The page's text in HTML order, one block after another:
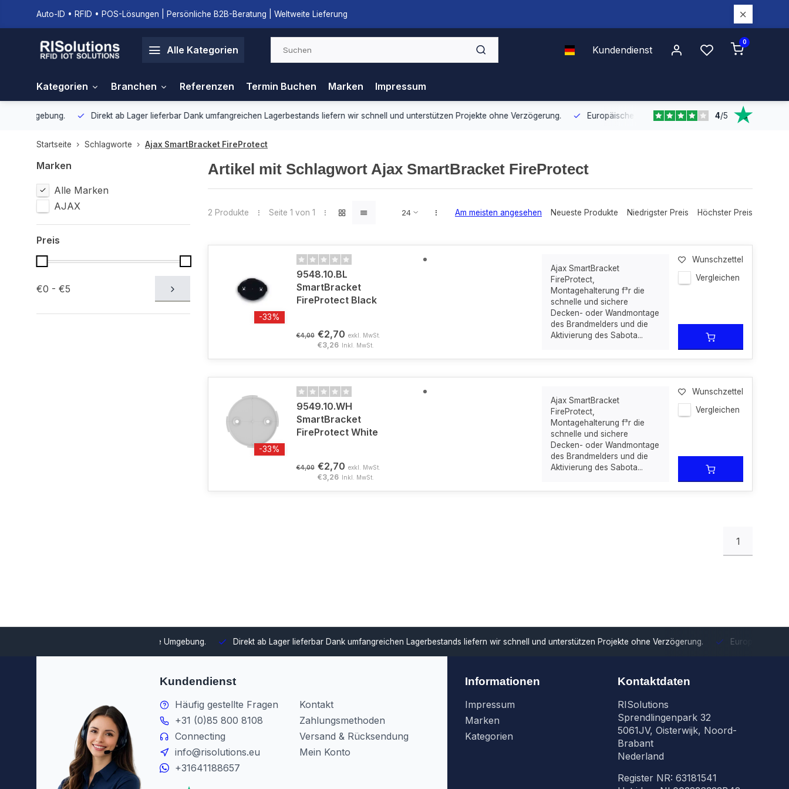
Auto-ID • RFID • POS-Lösungen | Persönliche B2B-Beratung | Weltweite Lieferung
Alle Kategorien Kundendienst
0
Kategorien Branchen Referenzen Termin Buchen Marken Impressum
Direkt ab Lager lieferbarDank umfangreichen Lagerbestands liefern wir schnell und unterstützen Projekte ohne Verzögerung. Europäische Distribution Mit unserer europaweiten Abdeckung
4/5
Startseite Schlagworte Ajax SmartBracket FireProtect
Marken
Alle Marken
AJAX
Preis
€0 - €5
Artikel mit Schlagwort Ajax SmartBracket FireProtect
2 Produkte Seite 1 von 1 Am meisten angesehen Neueste Produkte Niedrigster Preis Höchster Preis
-33%
9548.10.BL
SmartBracket
FireProtect Black
€4,00 €2,70 exkl. MwSt.
€3,26 Inkl. MwSt.
Ajax SmartBracket
FireProtect,
Montagehalterung f³r die
schnelle und sichere
Decken- oder Wandmontage
des Brandmelders und die
Aktivierung des Sabota...
Wunschzettel
Vergleichen
-33%
9549.10.WH
SmartBracket
FireProtect White
€4,00 €2,70 exkl. MwSt.
€3,26 Inkl. MwSt.
Ajax SmartBracket
FireProtect,
Montagehalterung f³r die
schnelle und sichere
Decken- oder Wandmontage
des Brandmelders und die
Aktivierung des Sabota...
Wunschzettel
Vergleichen
1
Direkt ab Lager lieferbar Dank umfangreichen Lagerbestands liefern wir schnell und unterstützen Projekte ohne Verzögerung. Europäische Distribution
Kundendienst
Häufig gestellte Fragen
+31 (0)85 800 8108
Connecting
info@risolutions.eu
+31641188657
Kontakt
Zahlungsmethoden
Versand & Rücksendung
Mein Konto
Informationen
Impressum
Marken
Kategorien
Kontaktdaten
RISolutions
Sprendlingenpark 32
5061JV, Oisterwijk, Noord-
Brabant
Nederland
Register NR: 63181541